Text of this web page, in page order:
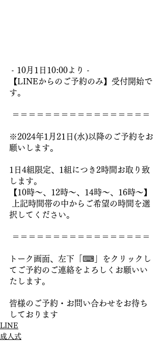
- 10月1日10:00より -
【LINEからのご予約のみ】受付開始で
す。
＝＝＝＝＝＝＝＝＝＝＝＝＝＝＝＝＝
※2024年1月21日(水)以降のご予約をお
願いします。
1日4組限定、1組につき2時間お取り致
します。
【10時～、12時～、14時～、16時～】
択してください。
＝＝＝＝＝＝＝＝＝＝＝＝＝＝＝＝＝
トーク画面、左下「⌨」をクリックし
てご予約のご連絡をよろしくお願いい
たします。
皆様のご予約・お問い合わせをお待ち
しております
LINE
成人式